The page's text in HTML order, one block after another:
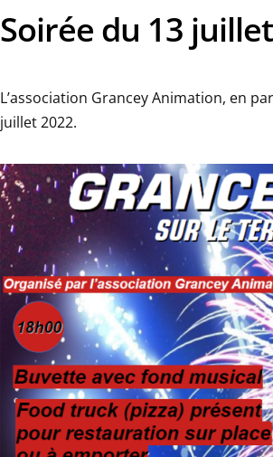
Soirée du 13
L’association Grancey Animation, en
juillet 2022.